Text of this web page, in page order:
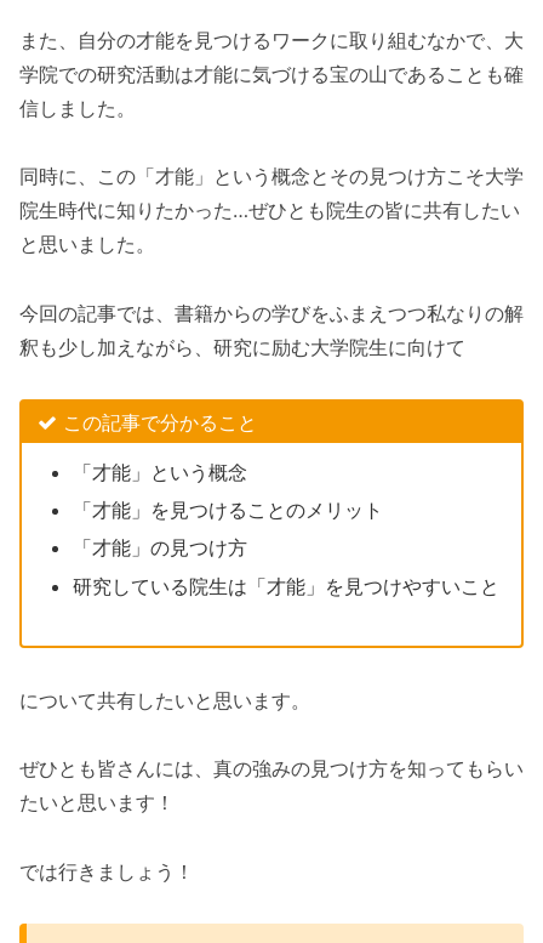
また、自分の才能を見つけるワークに取り組むなかで、大
学院での研究活動は才能に気づける宝の山であることも確
信しました。
同時に、この「才能」という概念とその見つけ方こそ大学
院生時代に知りたかった…ぜひとも院生の皆に共有したい
と思いました。
今回の記事では、書籍からの学びをふまえつつ私なりの解
釈も少し加えながら、研究に励む大学院生に向けて
この記事で分かること
「才能」という概念
「才能」を見つけることのメリット
「才能」の見つけ方
研究している院生は「才能」を見つけやすいこと
について共有したいと思います。
ぜひとも皆さんには、真の強みの見つけ方を知ってもらい
たいと思います！
では行きましょう！